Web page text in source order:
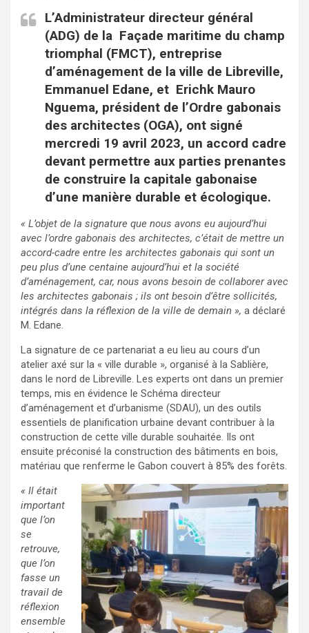
L’Administrateur directeur général
(ADG) de la Façade maritime du champ
triomphal (FMCT), entreprise
d’aménagement de la ville de Libreville,
Emmanuel Edane, et Erichk Mauro
Nguema, président de l’Ordre gabonais
des architectes (OGA), ont signé
mercredi 19 avril 2023, un accord cadre
devant permettre aux parties prenantes
de construire la capitale gabonaise
d’une manière durable et écologique.
« L’objet de la signature que nous avons eu aujourd’hui
avec l’ordre gabonais des architectes, c’était de mettre un
accord-cadre entre les architectes gabonais qui sont un
peu plus d’une centaine aujourd’hui et la société
d’aménagement, car, nous avons besoin de collaborer avec
les architectes gabonais ; ils ont besoin d’être sollicités,
intégrés dans la réflexion de la ville de demain », a déclaré
M. Edane.
La signature de ce partenariat a eu lieu au cours d’un
atelier axé sur la « ville durable », organisé à la Sablière,
dans le nord de Libreville. Les experts ont dans un premier
temps, mis en évidence le Schéma directeur
d’aménagement et d’urbanisme (SDAU), un des outils
essentiels de planification urbaine devant contribuer à la
construction de cette ville durable souhaitée. Ils ont
ensuite préconisé la construction des bâtiments en bois,
matériau que renferme le Gabon couvert à 85% des forêts.
« Il était
important
que l’on
se
retrouve,
que l’on
fasse un
travail de
réflexion
ensemble